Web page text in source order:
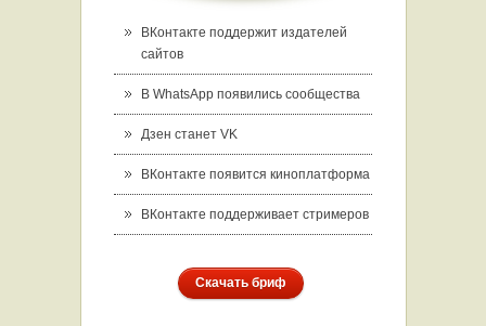
ВКонтакте поддержит издателей
сайтов
В WhatsApp появились сообщества
Дзен станет VK
ВКонтакте появится киноплатформа
ВКонтакте поддерживает стримеров
Скачать бриф